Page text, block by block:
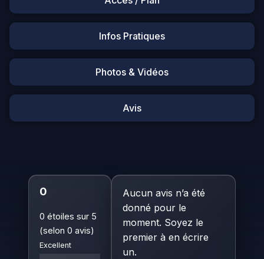
Infos Pratiques
Photos & Vidéos
Avis
0
0 étoiles sur 5
(selon 0 avis)
Excellent
Aucun avis n’a été
donné pour le
moment. Soyez le
premier à en écrire
un.